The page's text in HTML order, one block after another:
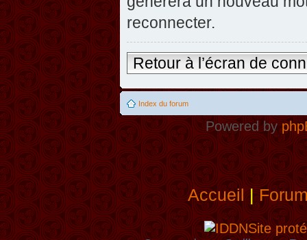
reconnecter.
Retour à l’écran de
Index du forum
Powered by
Accueil|
Site